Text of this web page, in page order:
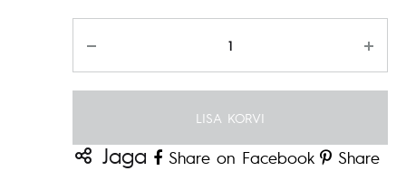
LISA KORVI
Jaga Share on Facebook
Share